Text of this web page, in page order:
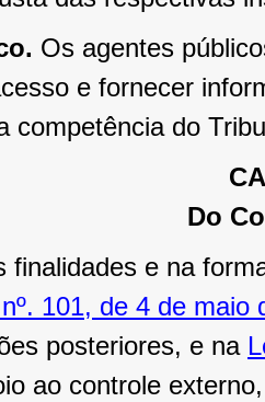
Os agentes
e fornecer
competência do
Do
finalidades e na
101, de 4 de maio
posteriores, e na
ao controle